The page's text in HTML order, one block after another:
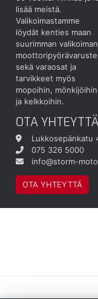
lisää meistä.
Valikoimastamme
löydät kenties maan
suurimman valikoiman
sekä varaosat ja
tarvikkeet myös
mopoihin, mönkijöihin
ja kelkkoihin.
OTA YHTEYTTÄ
Lukkosepänkatu
075 326 5000
info@storm-
OTA YHTEYTTÄ